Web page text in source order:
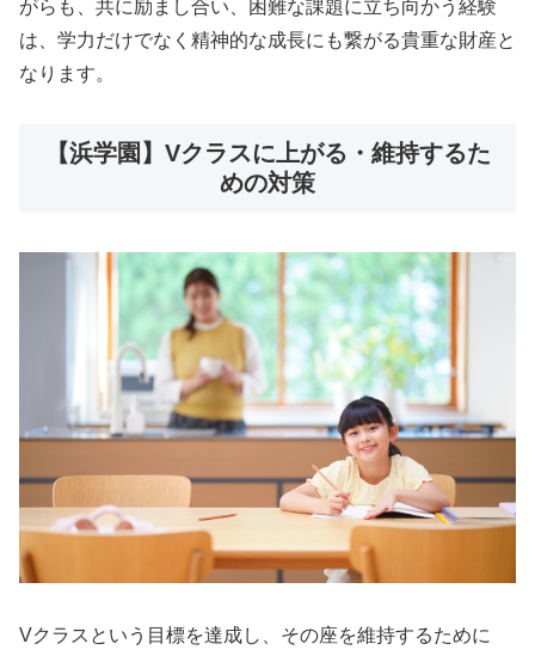
がらも、共に励まし合い、困難な課題に立ち向かう経験
は、学力だけでなく精神的な成長にも繋がる貴重な財産と
なります。
【浜学園】Vクラスに上がる・維持するた
めの対策
Vクラスという目標を達成し、その座を維持するために